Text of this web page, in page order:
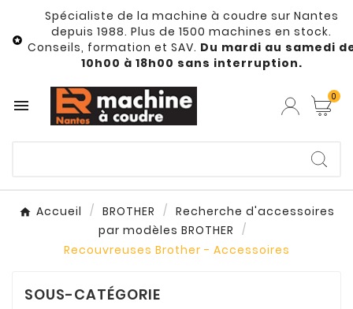

Spécialiste de la machine à coudre sur Nantes
depuis 1988. Plus de 1500 machines en stock.
Conseils, formation et SAV. Du mardi au samedi
10h00 à 18h00 sans interruption.
 0
Accueil BROTHER
Recherche d'accessoires
par modèles BROTHER
Recouvreuses Brother - Accessoires
SOUS-CATÉGORIE